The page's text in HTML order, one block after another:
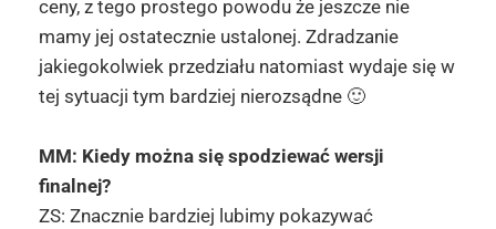
ceny, z tego prostego powodu że jeszcze nie
mamy jej ostatecznie ustalonej. Zdradzanie
jakiegokolwiek przedziału natomiast wydaje się w
tej sytuacji tym bardziej nierozsądne 🙂
MM: Kiedy można się spodziewać wersji
finalnej?
ZS: Znacznie bardziej lubimy pokazywać